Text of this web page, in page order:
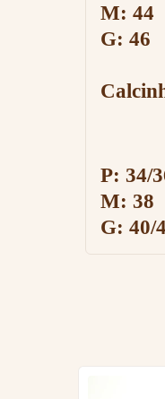
M: 44
G: 46
P: 34/
M: 38
G: 40/